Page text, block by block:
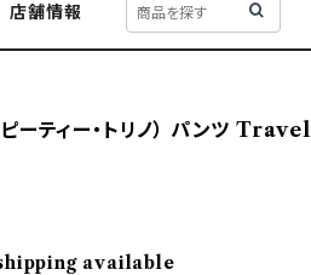
店舗情報
ティー・トリノ） パンツ Travel
available